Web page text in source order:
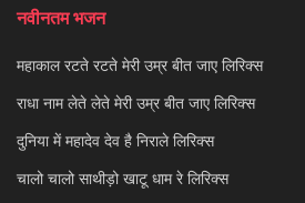
नवीनतम भजन
महाकाल रटते रटते मेरी उम्र बीत जाए लिरिक्स
राधा नाम लेते लेते मेरी उम्र बीत जाए लिरिक्स
दुनिया में महादेव देव है निराले लिरिक्स
चालो चालो साथीड़ो खाटू धाम रे लिरिक्स